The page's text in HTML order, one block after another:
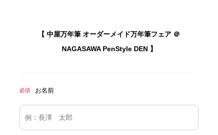
【 中屋万年筆 オーダーメイド万年筆フェア ＠
NAGASAWA PenStyle DEN 】
必須 お名前